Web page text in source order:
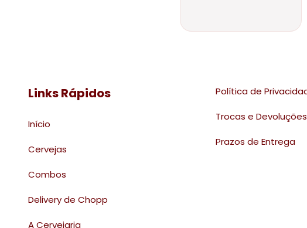
Links Rápidos
Início
Cervejas
Combos
Delivery de Chopp
A Cervejaria
Política de
Trocas e Devoluções
Prazos de Entrega